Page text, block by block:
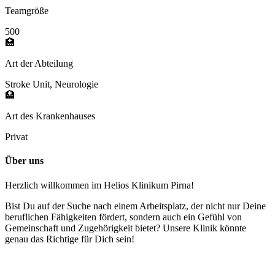
Teamgröße
500
🏥
Art der Abteilung
Stroke Unit, Neurologie
🏥
Art des Krankenhauses
Privat
Über uns
Herzlich willkommen im Helios Klinikum Pirna!
Bist Du auf der Suche nach einem Arbeitsplatz, der nicht nur Deine
beruflichen Fähigkeiten fördert, sondern auch ein Gefühl von
Gemeinschaft und Zugehörigkeit bietet? Unsere Klinik könnte
genau das Richtige für Dich sein!